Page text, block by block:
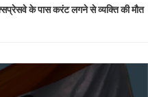
के पास करंट लगने से व्यक्ति की मौत